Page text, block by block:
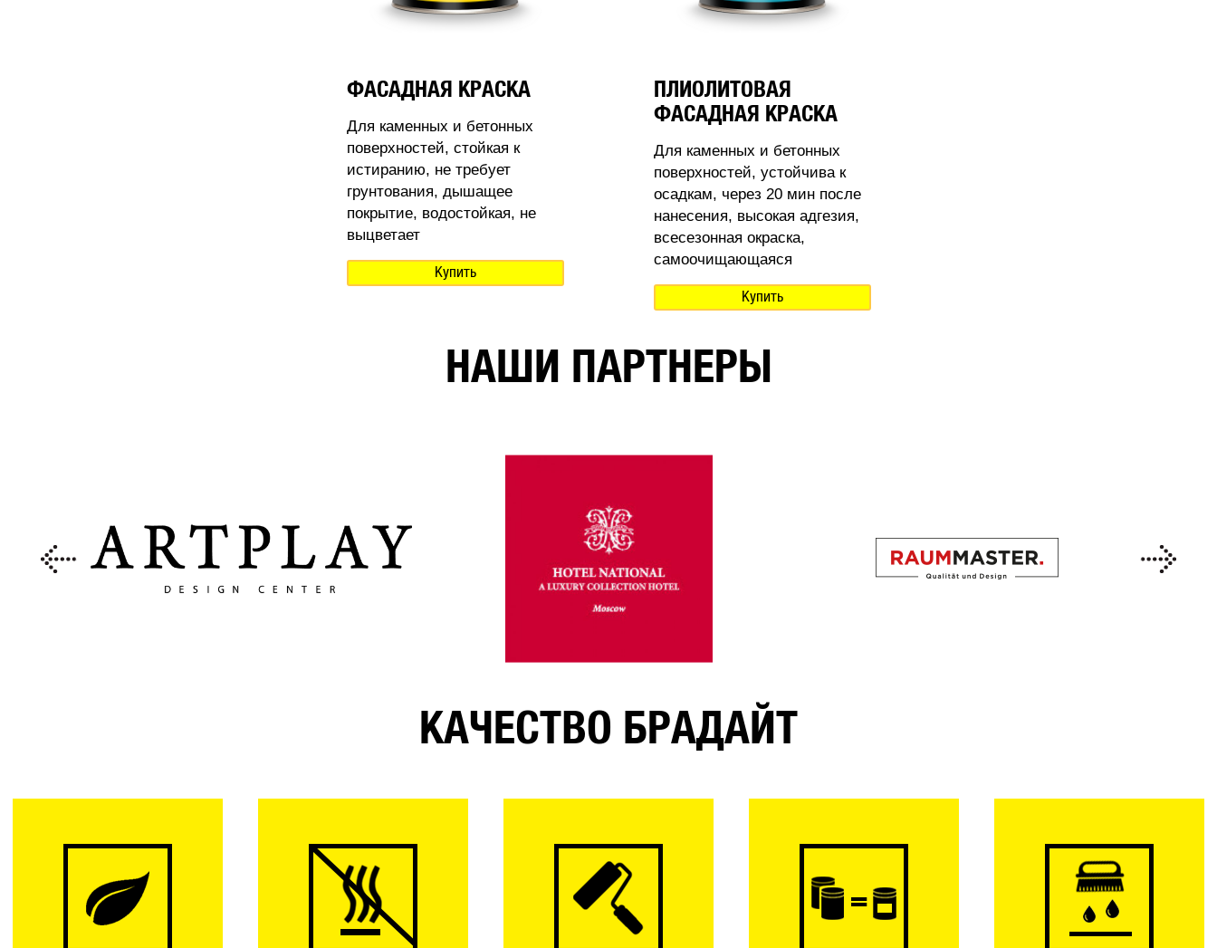
ФАСАДНАЯ КРАСКА
Для каменных и бетонных
поверхностей, стойкая к
истиранию, не требует
грунтования, дышащее
покрытие, водостойкая, не
выцветает
Купить
ПЛИОЛИТОВАЯ
ФАСАДНАЯ КРАСКА
Для каменных и бетонных
поверхностей, устойчива к
осадкам, через 20 мин после
нанесения, высокая адгезия,
всесезонная окраска,
самоочищающаяся
Купить
НАШИ ПАРТНЕРЫ
Previous
КАЧЕСТВО БРАДАЙТ